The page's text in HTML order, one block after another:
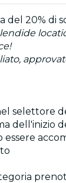
20% di
selettore
dell'inizio
essere